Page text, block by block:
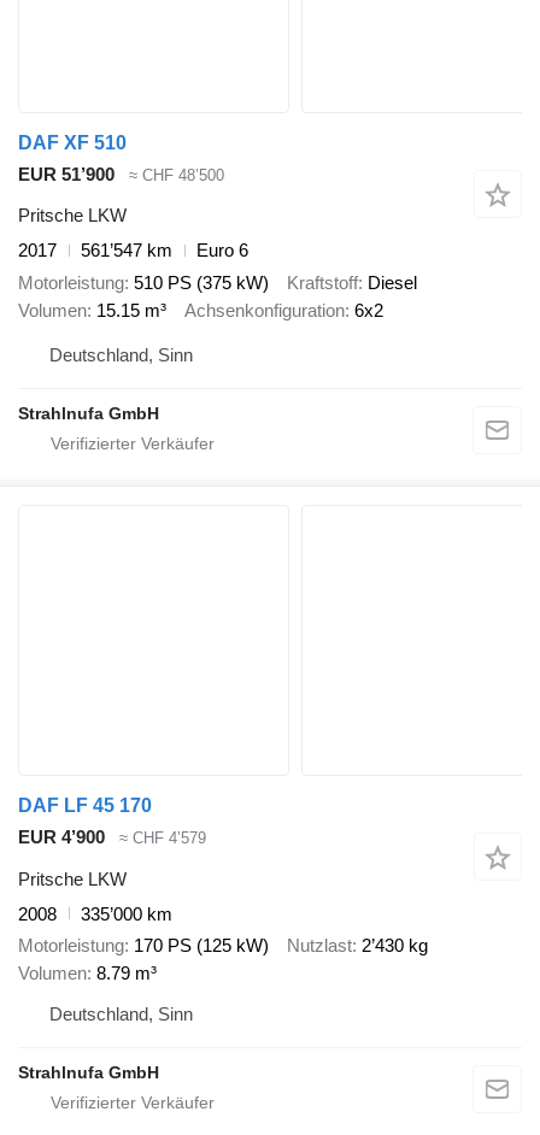
DAF XF 510
EUR 51’900
≈ CHF 48’500
Pritsche LKW
2017
561’547 km
Euro 6
Motorleistung 510 PS (375 kW) Kraftstoff Diesel
Volumen 15.15 m³ Achsenkonfiguration 6x2
Deutschland, Sinn
Strahlnufa GmbH
DAF LF 45 170
EUR 4’900
≈ CHF 4’579
Pritsche LKW
2008
335’000 km
Motorleistung 170 PS (125 kW) Nutzlast 2’430 kg
Volumen 8.79 m³
Deutschland, Sinn
Strahlnufa GmbH